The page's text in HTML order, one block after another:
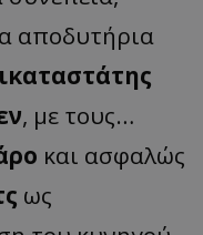
αποδυτήρια
, με τους…
και ασφαλώς
ως